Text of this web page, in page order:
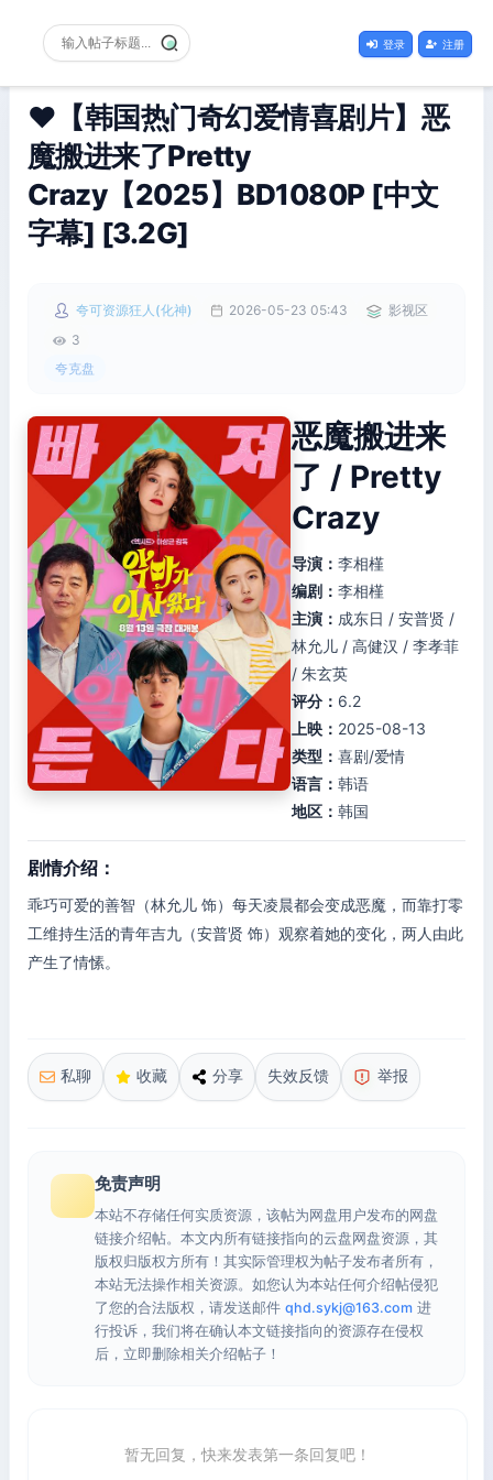
登录 注册
❤️【韩国热门奇幻爱情喜剧片】恶
魔搬进来了Pretty
Crazy【2025】BD1080P [中文
字幕] [3.2G]
夸可资源狂人(化神) 2026-05-23 05:43
影视区
3
夸克盘
恶魔搬进来
了 / Pretty
Crazy
导演： 李相槿
编剧： 李相槿
主演： 成东日 / 安普贤 /
林允儿 / 高健汉 / 李孝菲
/ 朱玄英
评分： 6.2
上映： 2025-08-13
类型： 喜剧/爱情
语言： 韩语
地区： 韩国
剧情介绍：
乖巧可爱的善智（林允儿 饰）每天凌晨都会变成恶魔，而靠打零
工维持生活的青年吉九（安普贤 饰）观察着她的变化，两人由此
产生了情愫。
私聊 收藏 分享 失效反馈 举报
免责声明
本站不存储任何实质资源，该帖为网盘用户发布的网盘
链接介绍帖。本文内所有链接指向的云盘网盘资源，其
版权归版权方所有！其实际管理权为帖子发布者所有，
本站无法操作相关资源。如您认为本站任何介绍帖侵犯
了您的合法版权，请发送邮件 qhd.sykj@163.com 进
行投诉，我们将在确认本文链接指向的资源存在侵权
后，立即删除相关介绍帖子！
暂无回复，快来发表第一条回复吧！